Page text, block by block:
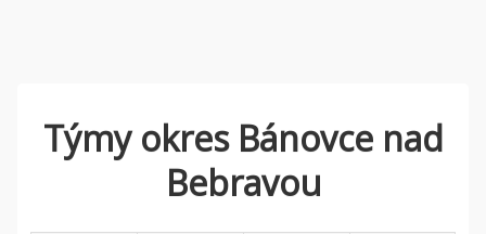
Týmy okres Bánovce nad
Bebravou